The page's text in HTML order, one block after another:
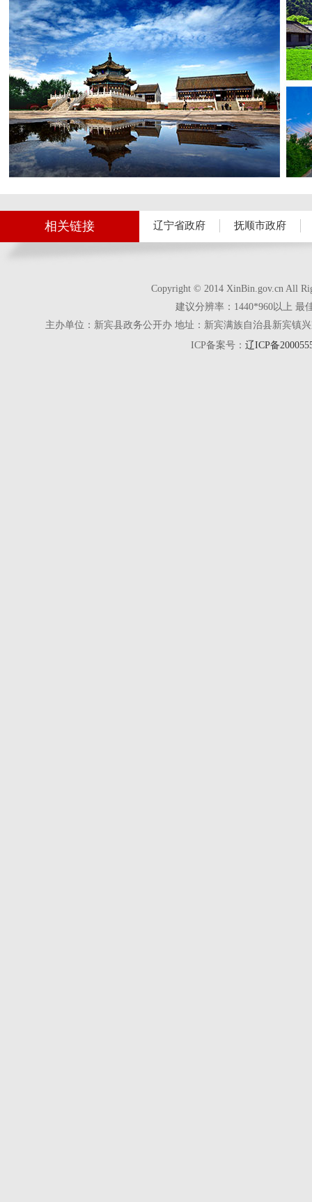
相关链接 辽宁省政府 抚顺市政府
Copyright © 2014 XinBin.gov.cn All
建议分辨率：1440*960以上 最
主办单位：新宾县政务公开办 地址：新宾满族自治县新宾镇
ICP备案号： 辽ICP备